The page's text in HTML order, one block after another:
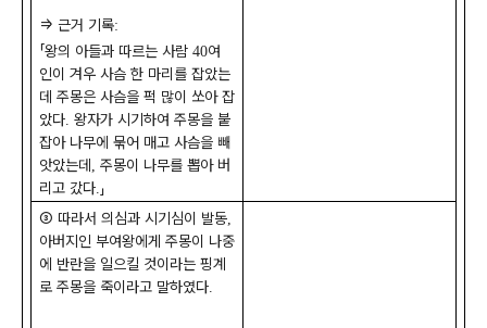
⇒ 근거 기록:
「왕의 아들과 따르는 사람 40여
인이 겨우 사슴 한 마리를 잡았는
데 주몽은 사슴을 퍽 많이 쏘아 잡
았다. 왕자가 시기하여 주몽을 붙
잡아 나무에 묶어 매고 사슴을 빼
앗았는데 , 주몽이 나무를 뽑아 버
리고 갔다. 」
③ 따라서 의심과 시기심이 발동,
아버지인 부여왕에게 주몽이 나중
에 반란을 일으킬 것이라는 핑계
로 주몽을 죽이라고 말하였다.